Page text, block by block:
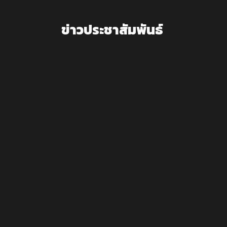
ข่าวประชาสัมพันธ์